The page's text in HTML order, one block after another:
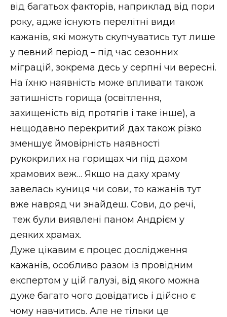
від багатьох факторів, наприклад від пори
року, адже існують перелітні види
кажанів, які можуть скупчуватись тут лише
у певний період – під час сезонних
міграцій, зокрема десь у серпні чи вересні.
На їхню наявність може впливати також
затишність горища (освітлення,
захищеність від протягів і таке інше), а
нещодавно перекритий дах також різко
зменшує ймовірність наявності
рукокрилих на горищах чи під дахом
храмових веж… Якщо на даху храму
завелась куниця чи сови, то кажанів тут
вже навряд чи знайдеш. Сови, до речі,
теж були виявлені паном Андрієм у
деяких храмах.
Дуже цікавим є процес дослідження
кажанів, особливо разом із провідним
експертом у цій галузі, від якого можна
дуже багато чого довідатись і дійсно є
чому навчитись. Але не тільки це